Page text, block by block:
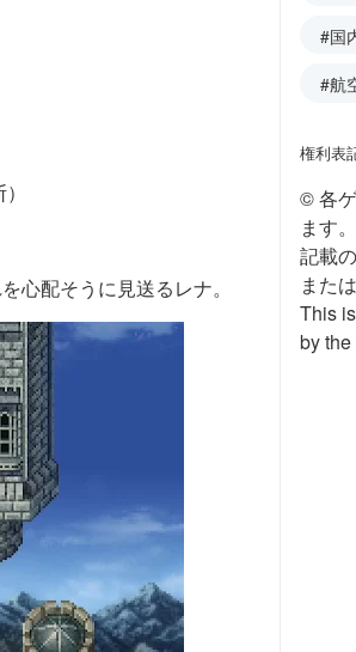
心配そうに見送るレナ。
#国
#航
権利表
© 各
ます。
記載
また
This
by